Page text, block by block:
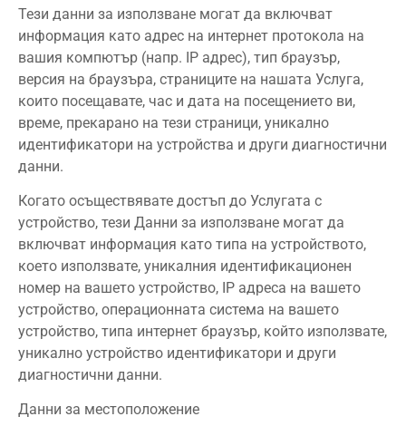
Тези данни за използване могат да включват
информация като адрес на интернет протокола на
вашия компютър (напр. IP адрес), тип браузър,
версия на браузъра, страниците на нашата Услуга,
които посещавате, час и дата на посещението ви,
време, прекарано на тези страници, уникално
идентификатори на устройства и други диагностични
данни.
Когато осъществявате достъп до Услугата с
устройство, тези Данни за използване могат да
включват информация като типа на устройството,
което използвате, уникалния идентификационен
номер на вашето устройство, IP адреса на вашето
устройство, операционната система на вашето
устройство, типа интернет браузър, който използвате,
уникално устройство идентификатори и други
диагностични данни.
Данни за местоположение